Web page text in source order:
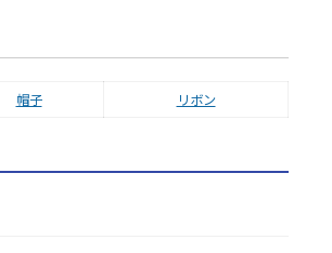
帽子 リボン